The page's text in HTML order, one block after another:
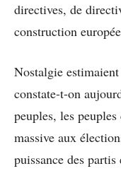
directives, de
construction
Nostalgie
constate-t-on
peuples, les
massive aux
puissance des